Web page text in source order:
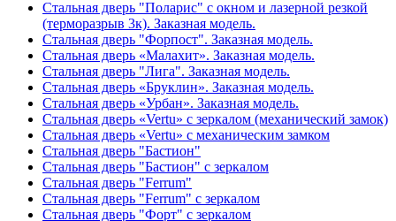
Стальная дверь "Поларис" с окном и лазерной резкой
(терморазрыв 3к). Заказная модель.
Стальная дверь "Форпост". Заказная модель.
Стальная дверь «Малахит». Заказная модель.
Стальная дверь "Лига". Заказная модель.
Стальная дверь «Бруклин». Заказная модель.
Стальная дверь «Урбан». Заказная модель.
Стальная дверь «Vertu» с зеркалом (механический замок)
Стальная дверь «Vertu» с механическим замком
Стальная дверь "Бастион"
Стальная дверь "Бастион" с зеркалом
Стальная дверь "Ferrum"
Стальная дверь "Ferrum" с зеркалом
Стальная дверь "Форт" с зеркалом